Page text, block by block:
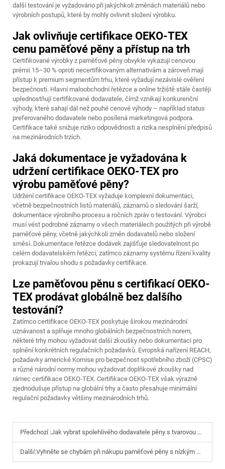
další testování je vyžadováno při jakýchkoli změnách materiálů nebo
výrobních postupů, které by mohly ovlivnit složení výrobku.
Jak ovlivňuje certifikace OEKO-TEX
cenu paměťové pěny a přístup na trh
Certifikované výrobky z paměťové pěny obvykle vykazují cenovou
prémii 15–30 % oproti necertifikovaným alternativám a zároveň mají
přístup k premium segmentům trhu, které vyžadují nezávislé ověření
bezpečnosti. Hlavní maloobchodní řetězce a online tržiště stále častěji
upřednostňují certifikované dodavatele, čímž vznikají konkurenční
výhody, které sahají dál než pouhé cenové výhody – například status
preferovaného dodavatele nebo posílená marketingová podpora.
Certifikace také snižuje riziko odpovědnosti a rizika nesplnění předpisů
na mezinárodních trzích.
Jaká dokumentace je vyžadována k
udržení certifikace OEKO-TEX pro
výrobu paměťové pěny?
Udržení certifikace OEKO-TEX vyžaduje komplexní dokumentaci,
včetně bezpečnostních listů materiálů, záznamů o sledování šarží,
dokumentace výrobního procesu a ročních zpráv o testování. Výrobci
musí vést podrobné záznamy o všech materiálech použitých při výrobě
paměťové pěny, včetně jakýchkoli změn dodavatelů nebo složení
směsí. Dokumentace řetězce dodávek zajišťuje sledovatelnost po
celém dodavatelském řetězci, zatímco záznamy systému řízení kvality
prokazují trvalou shodu s požadavky certifikace.
Lze paměťovou pěnu s certifikací OEKO-
TEX prodávat globálně bez dalšího
testování?
Zatímco certifikace OEKO-TEX poskytuje širokou mezinárodní
uznávanost a splňuje mnoho globálních bezpečnostních norem,
některé trhy mohou vyžadovat další zkoušky nebo dokumentaci pro
splnění konkrétních regulačních požadavků. Evropská nařízení REACH,
požadavky americké Komise pro bezpečnost spotřebního zboží (CPSC)
a různé národní normy mohou vyžadovat doplňkové zkoušky nad
rámec certifikace OEKO-TEX. Certifikace OEKO-TEX však výrazně
zjednodušuje přístup na globální trhy a často přesahuje minimální
regulační požadavky většiny mezinárodních trhů.
Předchozí :Jak vybrat spolehlivého dodavatele pěny s tvarovou pamětí pro nové značky a start-upy?
Další:Vyhněte se chybám při nákupu paměťové pěny s nízkým minimálním množstvím objednávky (MOQ): Jak minimalizovat odpad z obalů a doplňků u individuálních objednávek